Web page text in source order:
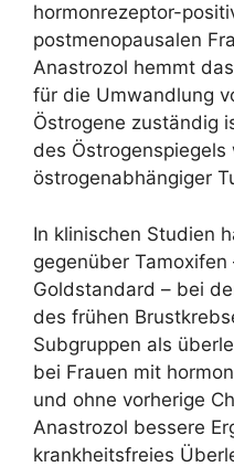
hormonrezeptor-
postmenopausalen
Anastrozol hemmt
für die Umwandlung
Östrogene zuständig
des
östrogenabhängiger
In klinischen Studien
gegenüber
Goldstandard – bei
des frühen
Subgruppen als
bei Frauen mit
und ohne vorherige
Anastrozol bessere
krankheitsfreies